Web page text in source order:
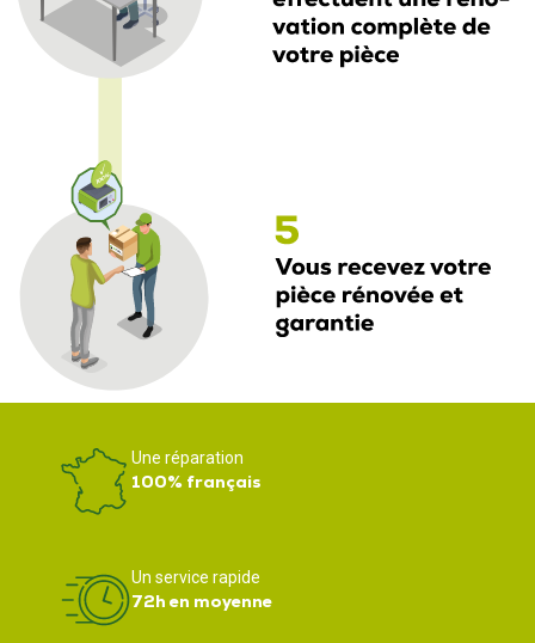
Une réparation
100% français
Un service rapide
72h en moyenne